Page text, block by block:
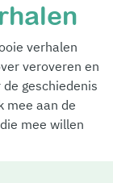
verhalen
veroveren en
geschiedenis
mee aan de
mee willen